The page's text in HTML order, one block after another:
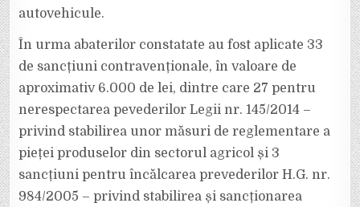
autovehicule.
În urma abaterilor constatate au fost aplicate 33
de sancțiuni contravenționale, în valoare de
aproximativ 6.000 de lei, dintre care 27 pentru
nerespectarea pevederilor Legii nr. 145/2014 –
privind stabilirea unor măsuri de reglementare a
pieței produselor din sectorul agricol și 3
sancțiuni pentru încălcarea prevederilor H.G. nr.
984/2005 – privind stabilirea și sancționarea